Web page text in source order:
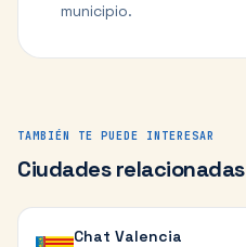
municipio.
TAMBIÉN TE PUEDE INTERESAR
Ciudades relacionadas
Chat Valencia